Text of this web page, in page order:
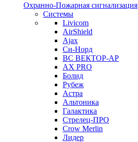
Охранно-Пожарная сигнализация
Системы
Livicom
AirShield
Ajax
Си-Норд
ВС ВЕКТОР-АР
AX PRO
Болид
Рубеж
Астра
Альтоника
Галактика
Стрелец-ПРО
Crow Merlin
Лидер